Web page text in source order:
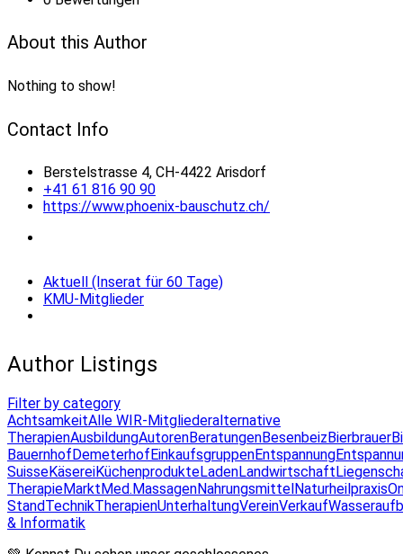
About this Author
Nothing to show!
Contact Info
Berstelstrasse 4, CH-4422 Arisdorf
+41 61 816 90 90
https://www.phoenix-bauschutz.ch/
Aktuell (Inserat für 60 Tage)
KMU-Mitglieder
Author Listings
Filter by category
AchtsamkeitAlle WIR-Mitgliederalternative
TherapienAusbildungAutorenBeratungenBesenbeizBierbrauer
BauernhofDemeterhofEinkaufsgruppenEntspannung
SuisseKäsereiKüchenprodukteLadenLandwirtschaft
TherapieMarktMed.MassagenNahrungsmittelNaturheilpraxis
StandTechnikTherapienUnterhaltungVereinVerkauf
& Informatik